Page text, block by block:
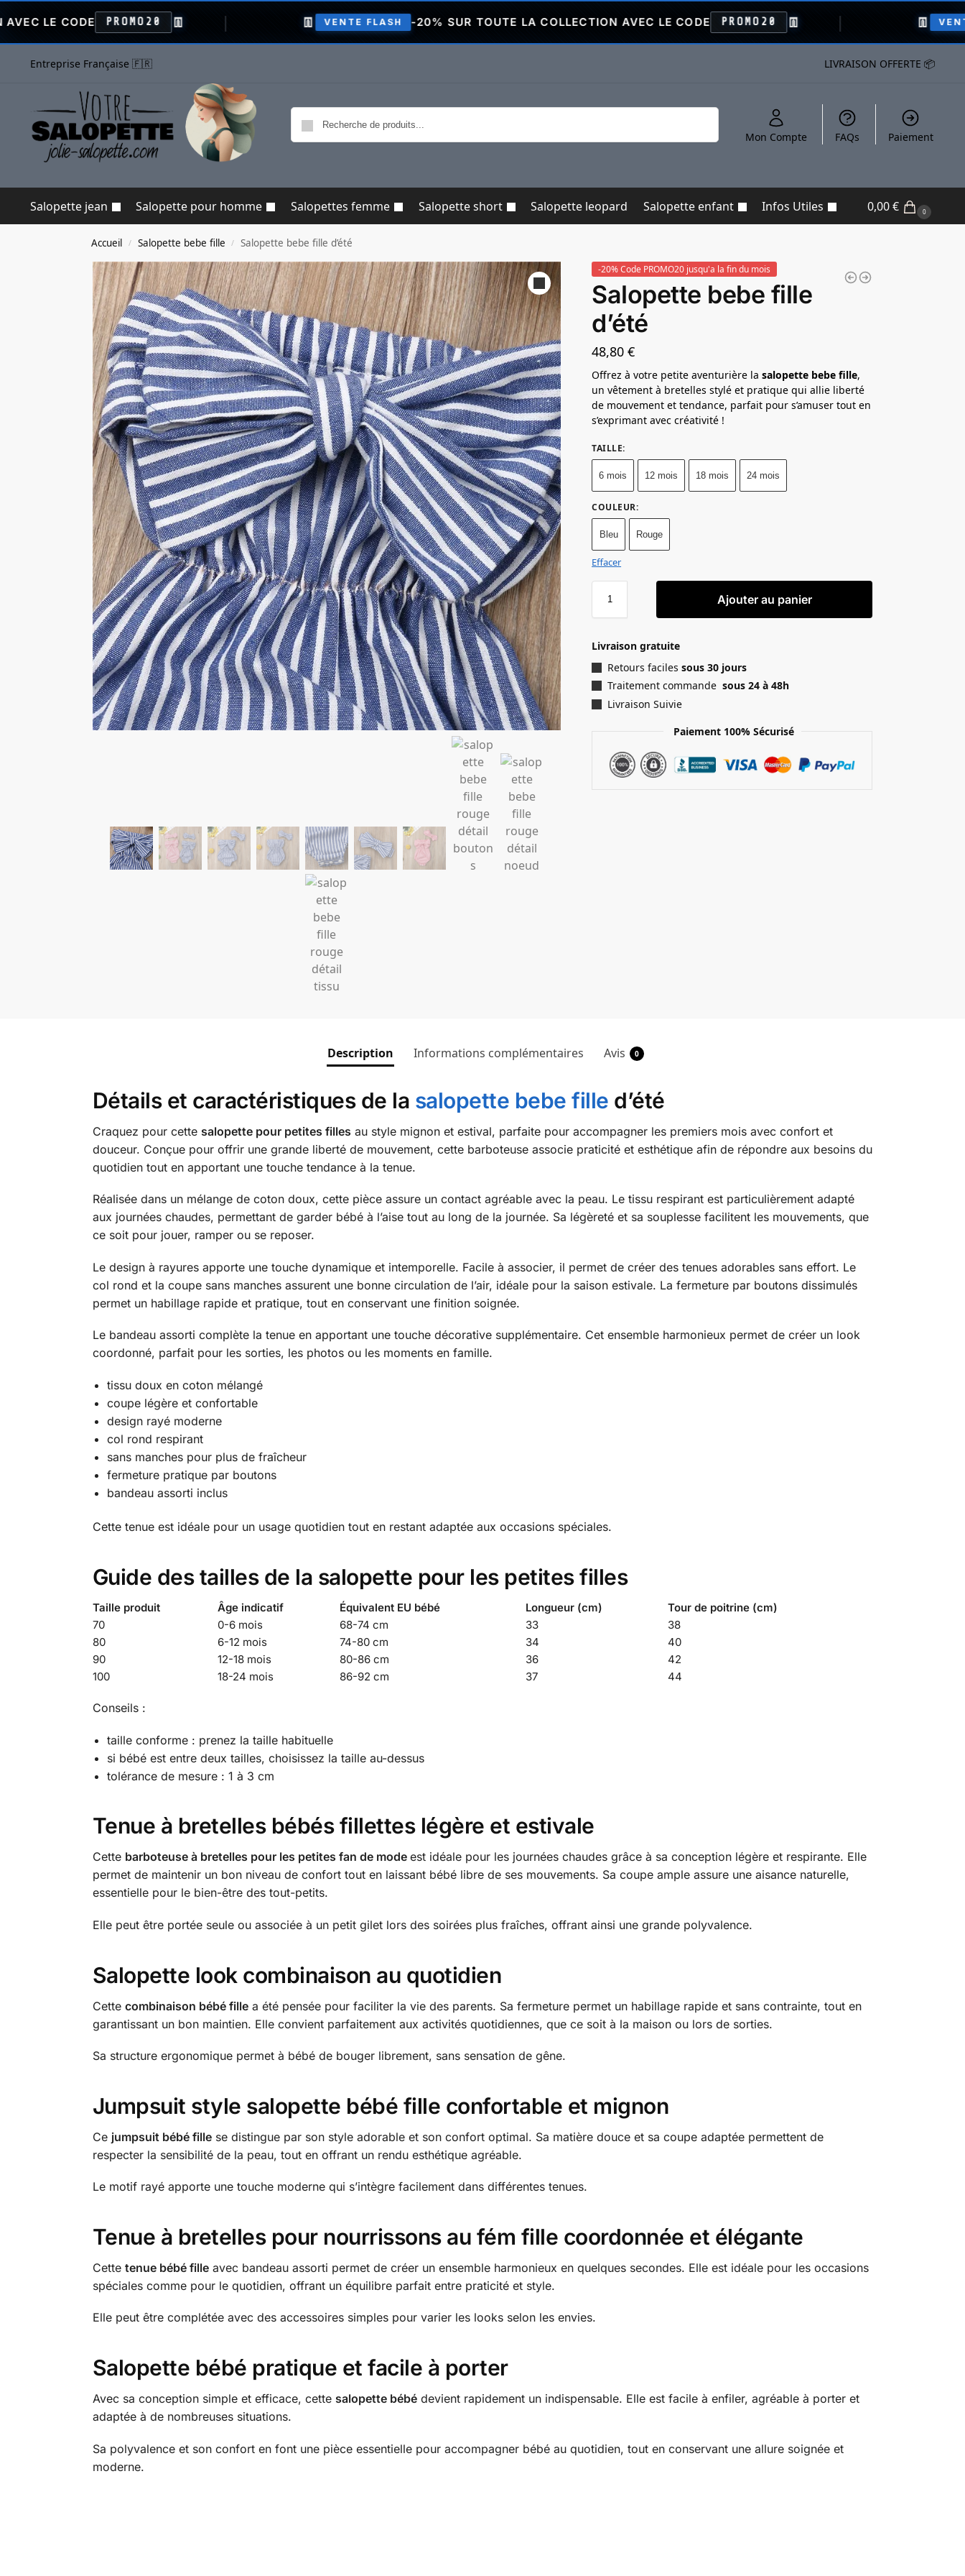
PROMO20 👖 VENTE FLASH -20% SUR TOUTE LA COLLECTION AVEC LE CODE PROMO20 👖 VENTE FLASH -
Entreprise Française 🇫🇷 LIVRAISON OFFERTE 📦
Mon Compte FAQs Paiement
Salopette jean Salopette pour homme Salopettes femme Salopette short Salopette leopard Salopette enfant Infos Utiles 0,00€ 0
Accueil / Salopette bebe fille / Salopette bebe fille d’été
-20% Code PROMO20 jusqu'a la fin du mois
Salopette bebe fille
d’été
48,80€
Offrez à votre petite aventurière lasalopette bebe fille,
un vêtement à bretelles stylé et pratique qui allie liberté
de mouvement et tendance, parfait pour s’amuser tout en
s’exprimant avec créativité !
TAILLE:
6 mois 12 mois 18 mois 24 mois
COULEUR:
Bleu Rouge
Effacer
Ajouter au panier
Livraison gratuite
Retours facilessous 30 jours
Traitement commande sous 24 à 48h
Livraison Suivie
Paiement 100% Sécurisé
Description Informations complémentaires Avis 0
Détails et caractéristiques de la salopette bebe fille d’été
Craquez pour cette salopette pour petites filles au style mignon et estival, parfaite pour accompagner les premiers mois avec confort et
douceur. Conçue pour offrir une grande liberté de mouvement, cette barboteuse associe praticité et esthétique afin de répondre aux besoins du
quotidien tout en apportant une touche tendance à la tenue.
Réalisée dans un mélange de coton doux, cette pièce assure un contact agréable avec la peau. Le tissu respirant est particulièrement adapté
aux journées chaudes, permettant de garder bébé à l’aise tout au long de la journée. Sa légèreté et sa souplesse facilitent les mouvements, que
ce soit pour jouer, ramper ou se reposer.
Le design à rayures apporte une touche dynamique et intemporelle. Facile à associer, il permet de créer des tenues adorables sans effort. Le
col rond et la coupe sans manches assurent une bonne circulation de l’air, idéale pour la saison estivale. La fermeture par boutons dissimulés
permet un habillage rapide et pratique, tout en conservant une finition soignée.
Le bandeau assorti complète la tenue en apportant une touche décorative supplémentaire. Cet ensemble harmonieux permet de créer un look
coordonné, parfait pour les sorties, les photos ou les moments en famille.
tissu doux en coton mélangé
coupe légère et confortable
design rayé moderne
col rond respirant
sans manches pour plus de fraîcheur
fermeture pratique par boutons
bandeau assorti inclus
Cette tenue est idéale pour un usage quotidien tout en restant adaptée aux occasions spéciales.
Guide des tailles de la salopette pour les petites filles
Taille produit Âge indicatif Équivalent EU bébé Longueur (cm)
Tour de poitrine (cm)
70
0-6 mois 68-74 cm 33
38
80
6-12 mois 74-80 cm 34
40
90
12-18 mois 80-86 cm 36
42
100
18-24 mois 86-92 cm 37 44
Conseils :
taille conforme : prenez la taille habituelle
si bébé est entre deux tailles, choisissez la taille au-dessus
tolérance de mesure : 1 à 3 cm
Tenue à bretelles bébés fillettes légère et estivale
Cette barboteuse à bretelles pour les petites fan de mode est idéale pour les journées chaudes grâce à sa conception légère et respirante. Elle
permet de maintenir un bon niveau de confort tout en laissant bébé libre de ses mouvements. Sa coupe ample assure une aisance naturelle,
essentielle pour le bien-être des tout-petits.
Elle peut être portée seule ou associée à un petit gilet lors des soirées plus fraîches, offrant ainsi une grande polyvalence.
Salopette look combinaison au quotidien
Cette combinaison bébé fillea été pensée pour faciliter la vie des parents. Sa fermeture permet un habillage rapide et sans contrainte, tout en
garantissant un bon maintien. Elle convient parfaitement aux activités quotidiennes, que ce soit à la maison ou lors de sorties.
Sa structure ergonomique permet à bébé de bouger librement, sans sensation de gêne.
Jumpsuit style salopette bébé fille confortable et mignon
Ce jumpsuit bébé fillese distingue par son style adorable et son confort optimal. Sa matière douce et sa coupe adaptée permettent de
respecter la sensibilité de la peau, tout en offrant un rendu esthétique agréable.
Le motif rayé apporte une touche moderne qui s’intègre facilement dans différentes tenues.
Tenue à bretelles pour nourrissons au fém fille coordonnée et élégante
Cette tenue bébé filleavec bandeau assorti permet de créer un ensemble harmonieux en quelques secondes. Elle est idéale pour les occasions
spéciales comme pour le quotidien, offrant un équilibre parfait entre praticité et style.
Elle peut être complétée avec des accessoires simples pour varier les looks selon les envies.
Salopette bébé pratique et facile à porter
Avec sa conception simple et efficace, cette salopette bébédevient rapidement un indispensable. Elle est facile à enfiler, agréable à porter et
adaptée à de nombreuses situations.
Sa polyvalence et son confort en font une pièce essentielle pour accompagner bébé au quotidien, tout en conservant une allure soignée et
moderne.